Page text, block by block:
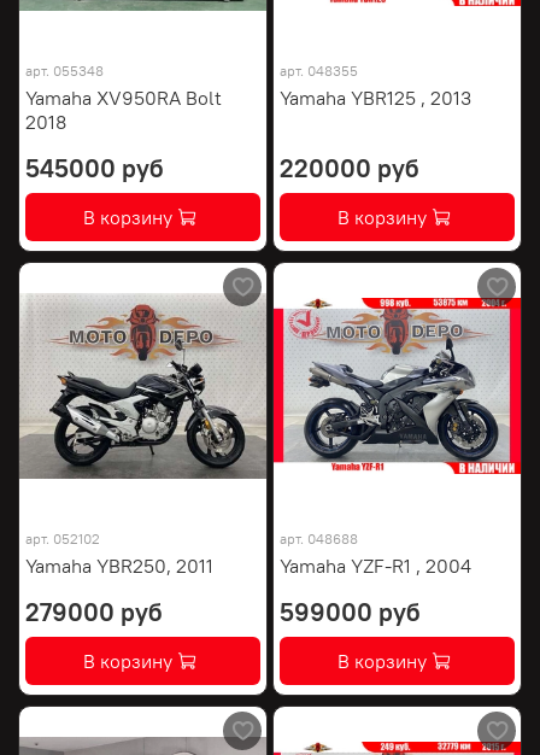
арт. 055348
Yamaha XV950RA Bolt
2018
545000 руб
В корзину
арт. 048355
Yamaha YBR125 , 2013
220000 руб
В корзину
арт. 052102
Yamaha YBR250, 2011
279000 руб
В корзину
арт. 048688
Yamaha YZF-R1 , 2004
599000 руб
В корзину